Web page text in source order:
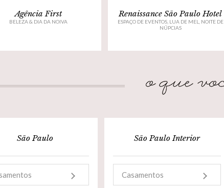
Agência First
BELEZA & DIA DA NOIVA
Renaissance São Paulo Hotel
ESPAÇO DE EVENTOS, LUA DE MEL, NOITE DE
NÚPCIAS
São Paulo São Paulo Interior
Casamentos